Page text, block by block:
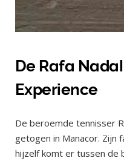
De Rafa
Experience
De beroemde tennisser
getogen in Manacor. Zijn
hijzelf komt er tussen de